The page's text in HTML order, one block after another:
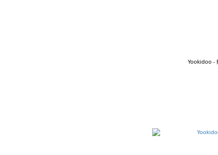
Yookidoo -